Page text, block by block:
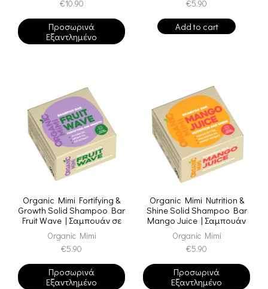
Μαλλιά
€10.90
Προσωρινά
Εξαντλημένο
€5.90
Add to cart
Organic Mimi Fortifying &
Growth Solid Shampoo Bar
Fruit Wave | Σαμπουάν σε
Μπάρα για Ενδυνάμωση &
Ανάπτυξη με Jojoba &
Argan
Organic Mimi
€5.90
Προσωρινά
Εξαντλημένο
Organic Mimi Nutrition &
Shine Solid Shampoo Bar
Mango Juice | Σαμπουάν
σε Μπάρα Μάνγκο &
Μακαντάμια για
Ενυδάτωση & Λάμψη
Organic Mimi
€5.90
Προσωρινά
Εξαντλημένο